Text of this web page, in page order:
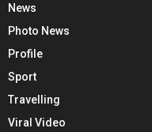
News
Photo News
Profile
Sport
Travelling
Viral Video